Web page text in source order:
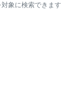
象に検索できます